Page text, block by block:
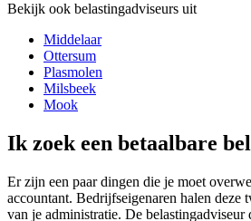
Bekijk ook belastingadviseurs uit
Middelaar
Ottersum
Plasmolen
Milsbeek
Mook
Ik zoek een betaalbare
Er zijn een paar dingen die je moet
accountant. Bedrijfseigenaren halen
van je administratie. De